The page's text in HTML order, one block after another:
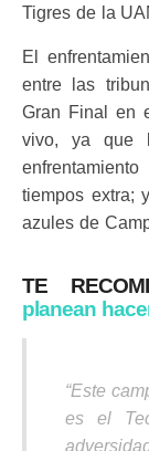
Tigres de la
El
entre las
Gran Final en
vivo, ya que
tiempos extra;
azules de
TE
planean
“Este
es el